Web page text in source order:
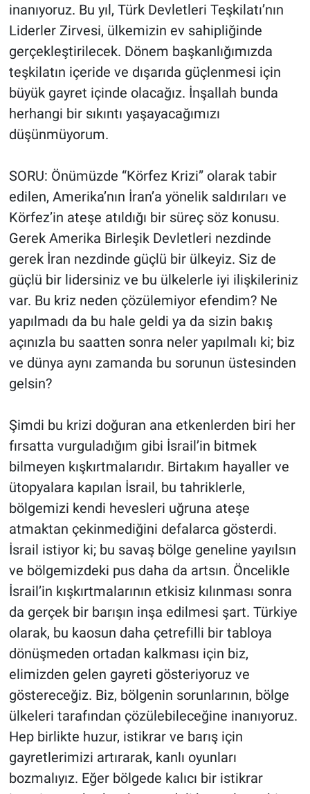
inanıyoruz. Bu yıl, Türk Devletleri Teşkilatı’nın
Liderler Zirvesi, ülkemizin ev sahipliğinde
gerçekleştirilecek. Dönem başkanlığımızda
teşkilatın içeride ve dışarıda güçlenmesi için
büyük gayret içinde olacağız. İnşallah bunda
herhangi bir sıkıntı yaşayacağımızı
düşünmüyorum.
SORU: Önümüzde “Körfez Krizi” olarak tabir
edilen, Amerika’nın İran’a yönelik saldırıları ve
Körfez’in ateşe atıldığı bir süreç söz konusu.
Gerek Amerika Birleşik Devletleri nezdinde
gerek İran nezdinde güçlü bir ülkeyiz. Siz de
güçlü bir lidersiniz ve bu ülkelerle iyi ilişkileriniz
var. Bu kriz neden çözülemiyor efendim? Ne
yapılmadı da bu hale geldi ya da sizin bakış
açınızla bu saatten sonra neler yapılmalı ki; biz
ve dünya aynı zamanda bu sorunun üstesinden
gelsin?
Şimdi bu krizi doğuran ana etkenlerden biri her
fırsatta vurguladığım gibi İsrail’in bitmek
bilmeyen kışkırtmalarıdır. Birtakım hayaller ve
ütopyalara kapılan İsrail, bu tahriklerle,
bölgemizi kendi hevesleri uğruna ateşe
atmaktan çekinmediğini defalarca gösterdi.
İsrail istiyor ki; bu savaş bölge geneline yayılsın
ve bölgemizdeki pus daha da artsın. Öncelikle
İsrail’in kışkırtmalarının etkisiz kılınması sonra
da gerçek bir barışın inşa edilmesi şart. Türkiye
olarak, bu kaosun daha çetrefilli bir tabloya
dönüşmeden ortadan kalkması için biz,
elimizden gelen gayreti gösteriyoruz ve
göstereceğiz. Biz, bölgenin sorunlarının, bölge
ülkeleri tarafından çözülebileceğine inanıyoruz.
Hep birlikte huzur, istikrar ve barış için
gayretlerimizi artırarak, kanlı oyunları
bozmalıyız. Eğer bölgede kalıcı bir istikrar